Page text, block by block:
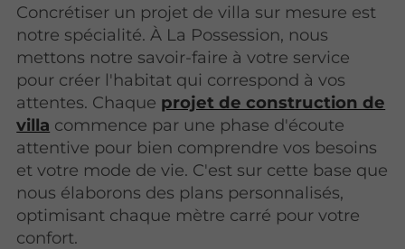
Concrétiser un projet de villa sur mesure est
notre spécialité. À La Possession, nous
mettons notre savoir-faire à votre service
pour créer l'habitat qui correspond à vos
attentes. Chaque projet de construction de
villa commence par une phase d'écoute
attentive pour bien comprendre vos besoins
et votre mode de vie. C'est sur cette base que
nous élaborons des plans personnalisés,
optimisant chaque mètre carré pour votre
confort.